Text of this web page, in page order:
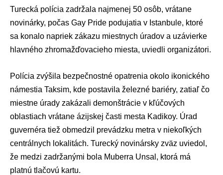
Turecká polícia zadržala najmenej 50 osôb, vrátane
novinárky, počas Gay Pride podujatia v Istanbule, ktoré
sa konalo napriek zákazu miestnych úradov a uzávierke
hlavného zhromažďovacieho miesta, uviedli organizátori.
Polícia zvýšila bezpečnostné opatrenia okolo ikonického
námestia Taksim, kde postavila železné bariéry, zatiaľ čo
miestne úrady zakázali demonštrácie v kľúčových
oblastiach vrátane ázijskej časti mesta Kadikoy. Úrad
guvernéra tiež obmedzil prevádzku metra v niekoľkých
centrálnych lokalitách. Turecký novinársky zväz uviedol,
že medzi zadržanými bola Muberra Unsal, ktorá má
platnú tlačovú kartu.